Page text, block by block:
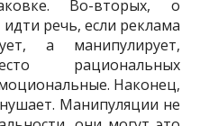
Во-вторых, о
речь, если реклама
а манипулирует,
рациональных
Наконец,
Манипуляции не